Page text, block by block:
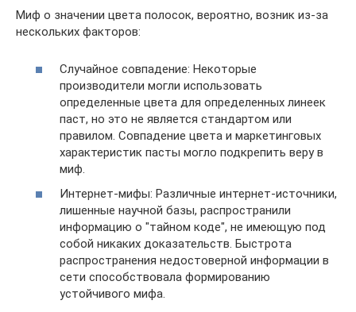
Миф о значении цвета полосок, вероятно, возник из-за
нескольких факторов:
Случайное совпадение: Некоторые
производители могли использовать
определенные цвета для определенных линеек
паст, но это не является стандартом или
правилом. Совпадение цвета и маркетинговых
характеристик пасты могло подкрепить веру в
миф.
Интернет-мифы: Различные интернет-источники,
лишенные научной базы, распространили
информацию о "тайном коде", не имеющую под
собой никаких доказательств. Быстрота
распространения недостоверной информации в
сети способствовала формированию
устойчивого мифа.